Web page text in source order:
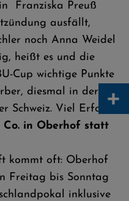
Franziska Preuß
ausfällt,
noch Anna Weidel
heißt es und die
Cup wichtige Punkte
diesmal in der
Schweiz. Viel Erfolg.
Co. in Oberhof statt
kommt oft: Oberhof
Freitag bis Sonntag
inklusive
+